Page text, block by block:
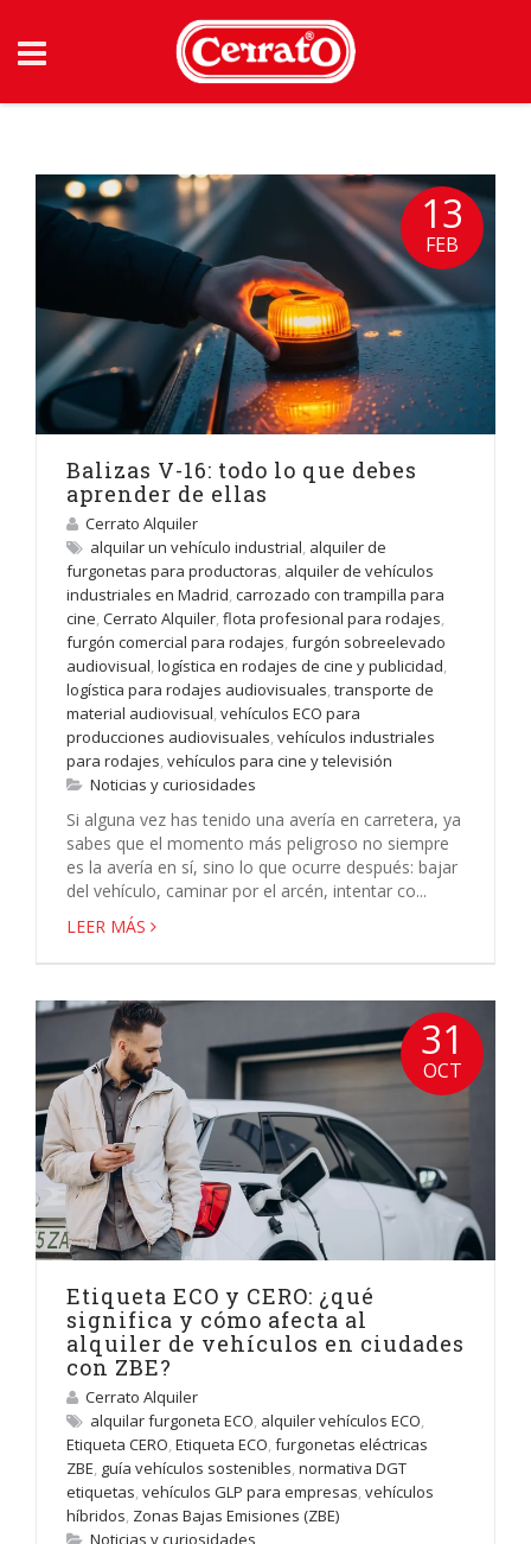
13
FEB
Balizas V-16: todo lo que debes
aprender de ellas
Cerrato Alquiler
alquilar un vehículo industrial, alquiler de
furgonetas para productoras, alquiler de vehículos
industriales en Madrid, carrozado con trampilla para
cine, Cerrato Alquiler, flota profesional para rodajes,
furgón comercial para rodajes, furgón sobreelevado
audiovisual, logística en rodajes de cine y publicidad,
logística para rodajes audiovisuales, transporte de
material audiovisual, vehículos ECO para
producciones audiovisuales, vehículos industriales
para rodajes, vehículos para cine y televisión
Noticias y curiosidades
Si alguna vez has tenido una avería en carretera, ya
sabes que el momento más peligroso no siempre
es la avería en sí, sino lo que ocurre después: bajar
del vehículo, caminar por el arcén, intentar co...
LEER MÁS
31
OCT
Etiqueta ECO y CERO: ¿qué
significa y cómo afecta al
alquiler de vehículos en ciudades
con ZBE?
Cerrato Alquiler
alquilar furgoneta ECO alquiler vehículos ECO
Etiqueta CERO Etiqueta ECO furgonetas eléctricas
ZBE guía vehículos sostenibles normativa DGT
etiquetas vehículos GLP para empresas vehículos
híbridos Zonas Bajas Emisiones (ZBE)
Noticias y curiosidades